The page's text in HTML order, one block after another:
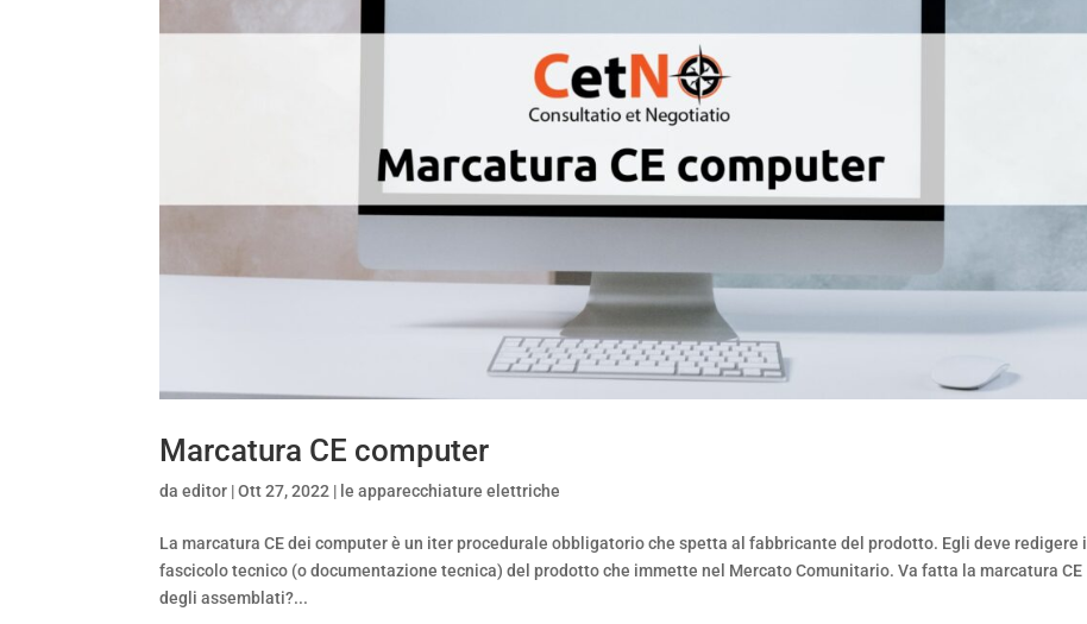
Marcatura CE computer
daeditor |Ott 27, 2022 | le apparecchiature elettriche
La marcatura CE dei computer è un iter procedurale obbligatorio che spetta al fabbricante del prodotto. Egli deve redigere il
fascicolo tecnico (o documentazione tecnica) del prodotto che immette nel Mercato Comunitario. Va fatta la marcatura CE
degli assemblati?...